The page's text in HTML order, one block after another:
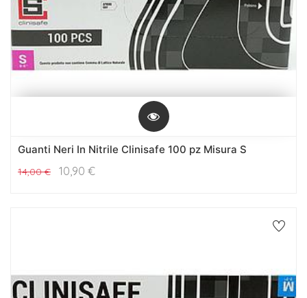
Guanti Neri In Nitrile Clinisafe 100 pz Misura S
14,00€ 10,90 €